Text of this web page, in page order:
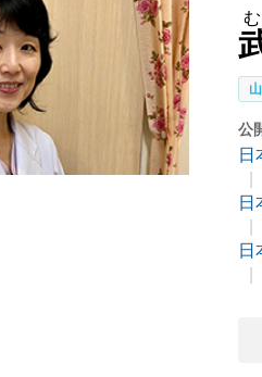
公
日
日
日